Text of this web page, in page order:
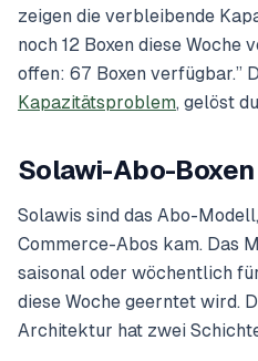
zeigen die verbleibende
noch 12 Boxen diese Woche
offen: 67 Boxen verfügbar.”
Kapazitätsproblem, gelöst
Solawi-Abo-Boxen
Solawis sind das Abo-
Commerce-Abos kam. Das
saisonal oder wöchentlich
diese Woche geerntet wird.
Architektur hat zwei